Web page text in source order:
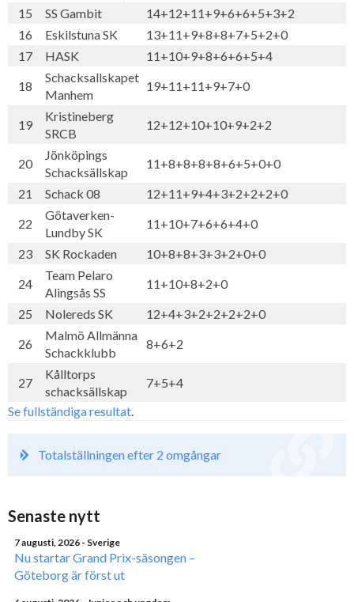
15
SS Gambit
14+12+11+9+6+6+5+3+2
16
Eskilstuna SK
13+11+9+8+8+7+5+2+0
17
HASK
11+10+9+8+6+6+5+4
18
Schacksallskapet
Manhem
19+11+11+9+7+0
19
Kristineberg
SRCB
12+12+10+10+9+2+2
20
Jönköpings
Schacksällskap
11+8+8+8+8+6+5+0+0
21
Schack 08
12+11+9+4+3+2+2+2+0
22
Götaverken-
Lundby SK
11+10+7+6+6+4+0
23
SK Rockaden
10+8+8+3+3+2+0+0
24
Team Pelaro
Alingsås SS
11+10+8+2+0
25
Nolereds SK
12+4+3+2+2+2+2+0
26
Malmö Allmänna
Schackklubb
8+6+2
27
Kålltorps
schacksällskap
7+5+4
Se fullständiga resultat.
Totalställningen efter 2 omgångar
Senaste nytt
7 augusti, 2026 - Sverige
Nu startar Grand Prix-säsongen –
Göteborg är först ut